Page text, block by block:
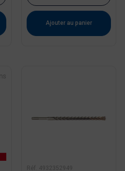
Ajouter au panier
Réf. 4932352949